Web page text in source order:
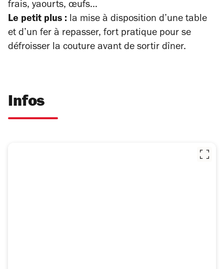
frais, yaourts, œufs…
Le petit plus : la mise à disposition d’une table
et d’un fer à repasser, fort pratique pour se
défroisser la couture avant de sortir dîner.
Infos